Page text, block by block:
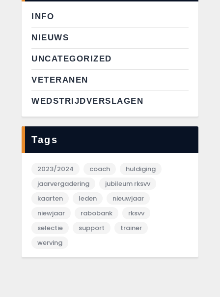
INFO
NIEUWS
UNCATEGORIZED
VETERANEN
WEDSTRIJDVERSLAGEN
Tags
2023/2024 coach
huldiging
jaarvergadering
jubileum rksvv
kaarten
leden
nieuwjaar
niewjaar
rabobank
rksvv
selectie
support
trainer
werving